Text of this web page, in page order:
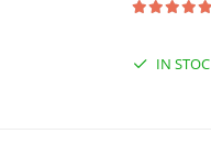
IN STOC